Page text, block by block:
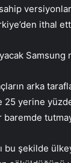
ithal
Samsung
arka
yerine
bu şekilde